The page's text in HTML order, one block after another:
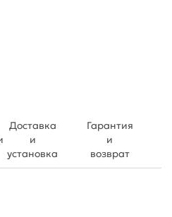
Доставка
и
установка
Гарантия
и
возврат